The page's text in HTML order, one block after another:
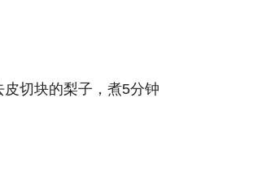
切块的梨子，煮5分钟